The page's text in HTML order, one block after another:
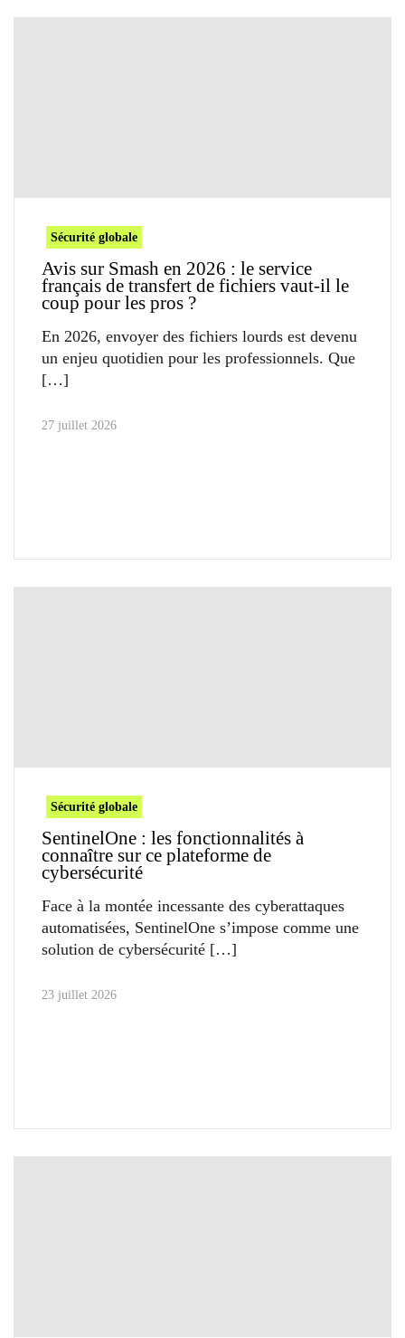
Sécurité globale
Avis sur Smash en 2026 : le service
français de transfert de fichiers vaut-il le
coup pour les pros ?
En 2026, envoyer des fichiers lourds est devenu
un enjeu quotidien pour les professionnels. Que
27 juillet 2026
Sécurité globale
SentinelOne : les fonctionnalités à
connaître sur ce plateforme de
cybersécurité
Face à la montée incessante des cyberattaques
automatisées, SentinelOne s’impose comme une
solution de cybersécurité
23 juillet 2026